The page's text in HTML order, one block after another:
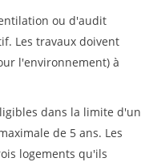
ou d'audit
Les travaux doivent
l'environnement) à
dans la limite d'un
de 5 ans. Les
logements qu'ils